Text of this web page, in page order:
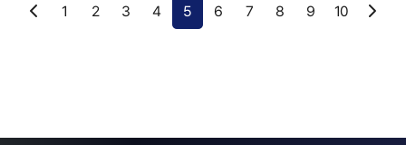
1 2 3 4 5 6 7 8 9 10